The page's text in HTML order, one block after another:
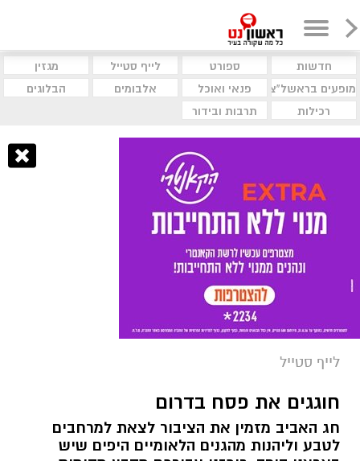
חדשות ספורט לייף סטייל
מגזין
מופעים בראשל"צ
פנאי ואוכל אלבומים
הבלוגים
רכילות
תרבות ובידור
לייף סטייל
חוגגים את פסח בדרום
חג האביב מזמין את הציבור לצאת למרחבים
לטבע וליהנות מהגנים הלאומיים היפים שיש